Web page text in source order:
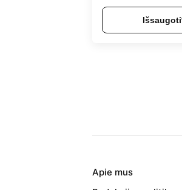
Išsaugoti
Apie mus